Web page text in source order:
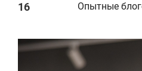
Опытные